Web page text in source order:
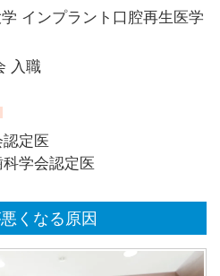
インプラント口腔再生医学
入職
定医
学会認定医
くなる原因